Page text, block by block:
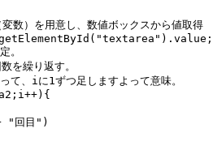
）を用意し、数値ボックスから値取得
。
を繰り返す。
、iに1ずつ足しますよって意味。
"回目")